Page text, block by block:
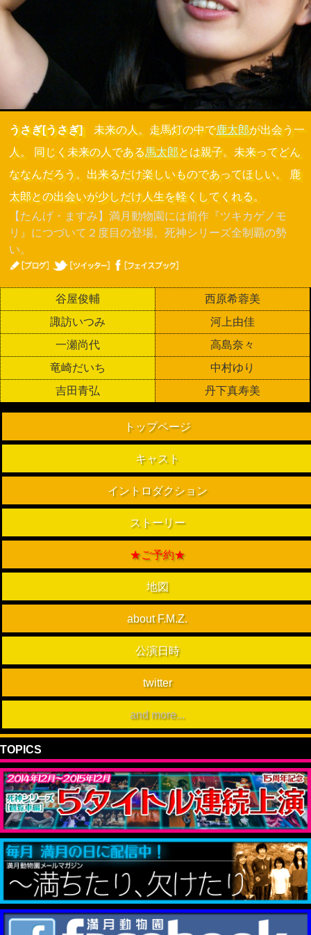
うさぎ[うさぎ] 未来の人。走馬灯の中で鹿太郎が出会う一
人。 同じく未来の人である馬太郎とは親子。未来ってどん
ななんだろう。出来るだけ楽しいものであってほしい。 鹿
太郎との出会いが少しだけ人生を軽くしてくれる。
【たんげ・ますみ】満月動物園には前作『ツキカゲノモ
リ』につづいて２度目の登場。死神シリーズ全制覇の勢
い。
谷屋俊輔
西原希蓉美
諏訪いつみ
河上由佳
一瀬尚代
高島奈々
竜崎だいち
中村ゆり
吉田青弘
丹下真寿美
トップページ
キャスト
イントロダクション
ストーリー
★ご予約★
地図
about F.M.Z.
公演日時
twitter
and more...
TOPICS